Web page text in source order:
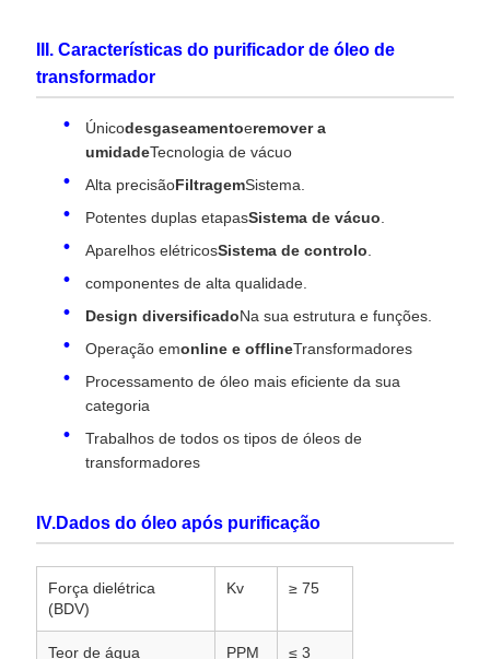
III. Características do purificador de óleo de
transformador
Únicodesgaseamentoeremover a
umidadeTecnologia de vácuo
Alta precisãoFiltragemSistema.
Potentes duplas etapasSistema de vácuo.
Aparelhos elétricosSistema de controlo.
componentes de alta qualidade.
Design diversificadoNa sua estrutura e funções.
Operação emonline e offlineTransformadores
Processamento de óleo mais eficiente da sua
categoria
Trabalhos de todos os tipos de óleos de
transformadores
IV.Dados do óleo após purificação
Força dielétrica
(BDV)
Kv ≥ 75
Teor de água PPM ≤ 3